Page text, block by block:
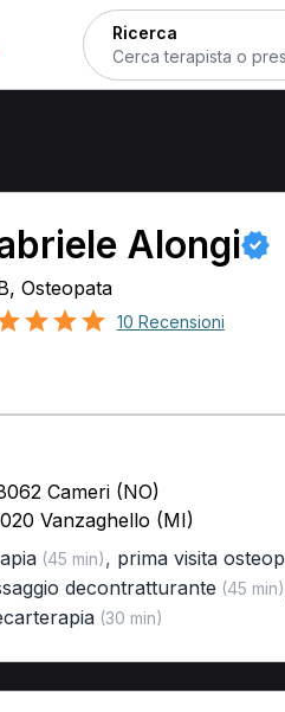
Ricerca
Alongi
Osteopata
10 Recensioni
Cameri (NO)
Vanzaghello (MI)
(45 min), prima visita
decontratturante (45 min)
(30 min)